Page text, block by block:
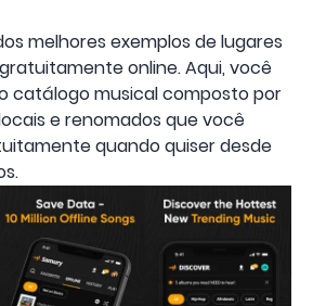
melhores exemplos de lugares
online. Aqui, você
catálogo musical composto por
e renomados que você
quando quiser desde